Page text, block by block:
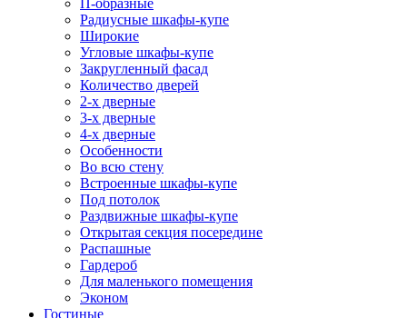
П-образные
Радиусные шкафы-купе
Широкие
Угловые шкафы-купе
Закругленный фасад
Количество дверей
2-х дверные
3-х дверные
4-х дверные
Особенности
Во всю стену
Встроенные шкафы-купе
Под потолок
Раздвижные шкафы-купе
Открытая секция посередине
Распашные
Гардероб
Для маленького помещения
Эконом
Гостиные